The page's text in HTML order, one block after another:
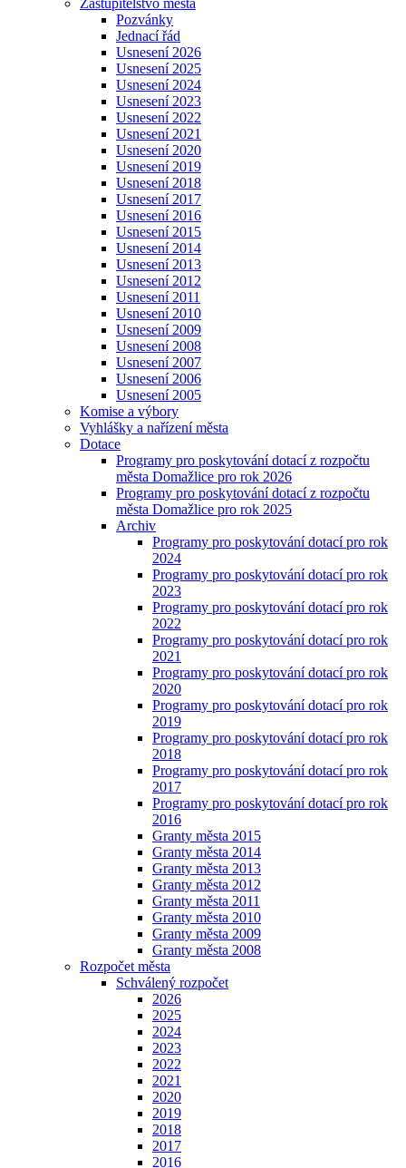
Zastupitelstvo města
Pozvánky
Jednací řád
Usnesení 2026
Usnesení 2025
Usnesení 2024
Usnesení 2023
Usnesení 2022
Usnesení 2021
Usnesení 2020
Usnesení 2019
Usnesení 2018
Usnesení 2017
Usnesení 2016
Usnesení 2015
Usnesení 2014
Usnesení 2013
Usnesení 2012
Usnesení 2011
Usnesení 2010
Usnesení 2009
Usnesení 2008
Usnesení 2007
Usnesení 2006
Usnesení 2005
Komise a výbory
Vyhlášky a nařízení města
Dotace
Programy pro poskytování dotací z rozpočtu
města Domažlice pro rok 2026
Programy pro poskytování dotací z rozpočtu
města Domažlice pro rok 2025
Archiv
Programy pro poskytování dotací pro rok
2024
Programy pro poskytování dotací pro rok
2023
Programy pro poskytování dotací pro rok
2022
Programy pro poskytování dotací pro rok
2021
Programy pro poskytování dotací pro rok
2020
Programy pro poskytování dotací pro rok
2019
Programy pro poskytování dotací pro rok
2018
Programy pro poskytování dotací pro rok
2017
Programy pro poskytování dotací pro rok
2016
Granty města 2015
Granty města 2014
Granty města 2013
Granty města 2012
Granty města 2011
Granty města 2010
Granty města 2009
Granty města 2008
Rozpočet města
Schválený rozpočet
2026
2025
2024
2023
2022
2021
2020
2019
2018
2017
2016